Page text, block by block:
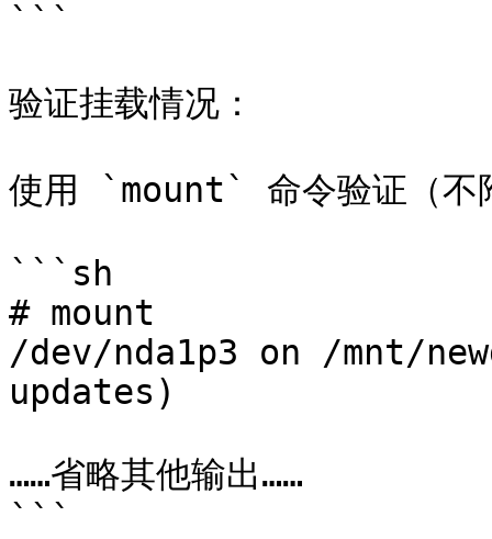
```
验证挂载情况：
使用 `mount` 命令验证（不
```sh
# mount
/dev/nda1p3 on /mnt/
updates)
……省略其他输出……
```